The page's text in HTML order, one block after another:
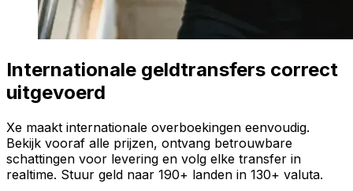
Internationale geldtransfers correct
uitgevoerd
Xe maakt internationale overboekingen eenvoudig.
Bekijk vooraf alle prijzen, ontvang betrouwbare
schattingen voor levering en volg elke transfer in
realtime. Stuur geld naar 190+ landen in 130+ valuta.